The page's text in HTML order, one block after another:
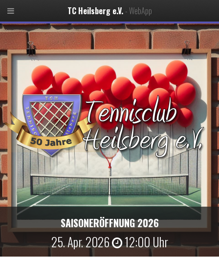
SAISONERÖFFNUNG 2026
25. Apr. 2026 12:00 Uhr
TC Heilsberg e.V.- WebApp